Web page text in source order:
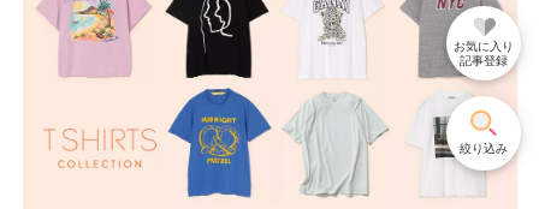
お気に入り
記事登録
絞り込み